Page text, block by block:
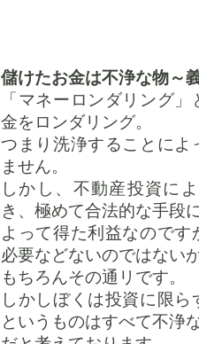
儲けたお金は不浄な物～
「マネーロンダリング
金をロンダリング。
つまり洗浄することに
ません。
しかし、不動産投資に
き、極めて合法的な手段
よって得た利益なので
必要などないのではない
もちろんその通リです。
しかしぼくは投資に限
というものはすべて不浄